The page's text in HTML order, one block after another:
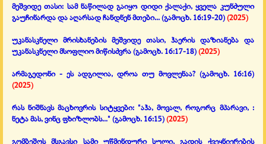
მეშვიდე თასი: სამ ნაწილად გაიყო დიდი ქალაქი,ყველა კუნძული
გაუჩინარდა და აღარსად ჩანდნენ მთები...(გამოცხ. 16:19-20)(2025)
უკანასკნელი მრისხანების მეშვიდე თასი, ჰაერის დაზიანება და
უკანასკნელი მსოფლიო მიწისძვრა(გამოცხ. 16:17-18)(2025)
არმაგედონი - ეს ადგილია, დროა თუ მოვლენაა? (გამოცხ. 16:16)
(2025)
რას ნიშნავს მაცხოვრის სიტყვები: "აჰა, მოვალ, როგორც მპარავი, :
ნეტა მას, ვინც ფხიზლობს..." (გამოცხ. 16:15)(2025)
გომბეშოს მსგავსი სამი უწმინდური სული, გადის ქვეყნიერების